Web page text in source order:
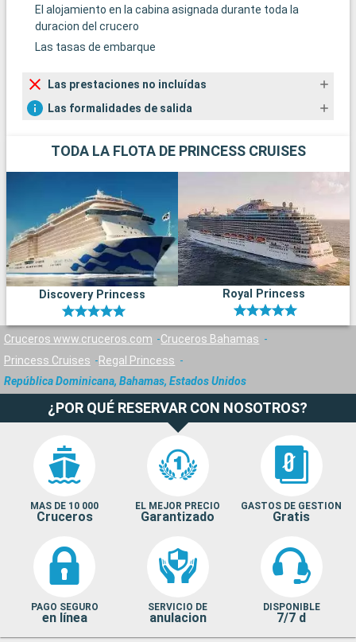
El alojamiento en la cabina asignada durante toda la
duracion del crucero
Las tasas de embarque
Las prestaciones no incluídas
Las formalidades de salida
TODA LA FLOTA DE PRINCESS CRUISES
Discovery Princess Royal Princess
Cruceros www.cruceros.com
Cruceros Bahamas
Princess Cruises
Regal Princess
República Dominicana, Bahamas, Estados Unidos
¿POR QUÉ RESERVAR CON NOSOTROS?
MAS DE 10 000
Cruceros
EL MEJOR PRECIO
Garantizado
GASTOS DE GESTION
Gratis
PAGO SEGURO
en línea
SERVICIO DE
anulacion
DISPONIBLE
7/7 d